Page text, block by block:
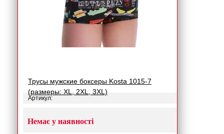
Трусы мужские боксеры Kosta 1015-7
(размеры: XL, 2XL, 3XL)
Артикул:
Немає у наявності